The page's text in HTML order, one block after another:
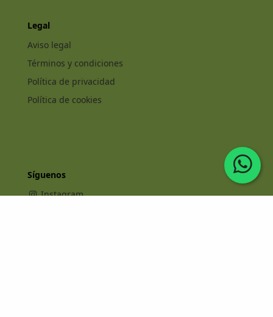
Legal
Aviso legal
Términos y condiciones
Política de privacidad
Política de cookies
Síguenos
Instagram